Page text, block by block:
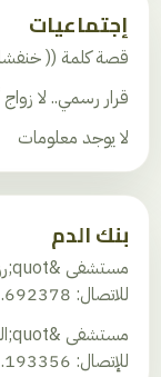
إجتماعيات
قصة كلمة ((
قرار رسمي.. لا
لا يوجد معلومات
بنك الدم
للاتصال: 03.692378
للإتصال: 03.193356